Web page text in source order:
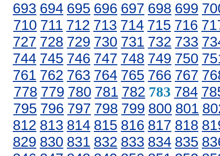
693 694 695 696 697 698 699
710 711 712 713 714 715 716
727 728 729 730 731 732 733
744 745 746 747 748 749 750
761 762 763 764 765 766 767
778 779 780 781 782 783 784
795 796 797 798 799 800 801
812 813 814 815 816 817 818
829 830 831 832 833 834 835